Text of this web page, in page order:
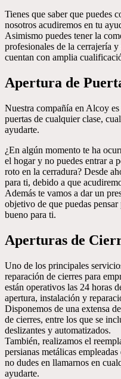
Tienes que saber que puedes
nosotros acudiremos en tu
Asimismo puedes tener la
profesionales de la cerrajería
cuentan con amplia
Apertura de
Nuestra compañía en Alcoy
puertas de cualquier clase,
ayudarte.
¿En algún momento te ha
el hogar y no puedes entrar a
roto en la cerradura? Desde
para ti, debido a que
Además te vamos a dar un
objetivo de que puedas
bueno para ti.
Aperturas de
Uno de los principales
reparación de cierres para
están operativos las 24 horas
apertura, instalación y
Disponemos de una extensa
de cierres, entre los que se
deslizantes y automatizados.
También, realizamos el
persianas metálicas
no dudes en llamarnos en
ayudarte.